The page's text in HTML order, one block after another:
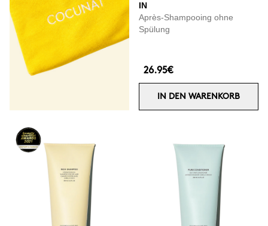
IN
Après-Shampooing ohne
Spülung
26.95€
IN DEN WARENKORB